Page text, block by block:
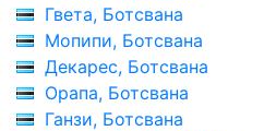
Гвета, Ботсвана
Мопипи, Ботсвана
Декарес, Ботсвана
Орапа, Ботсвана
Ганзи, Ботсвана